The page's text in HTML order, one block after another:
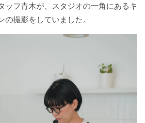
ッフ青木が、スタジオの一角にあるキ
の撮影をしていました。